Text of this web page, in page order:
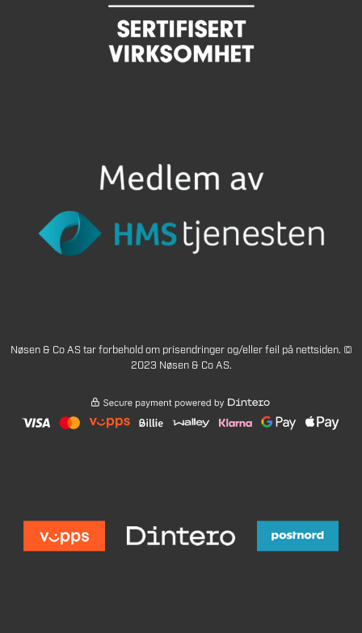
Nøsen & Co AS tar forbehold om prisendringer og/eller feil på nettsiden. ©
2023 Nøsen & Co AS.